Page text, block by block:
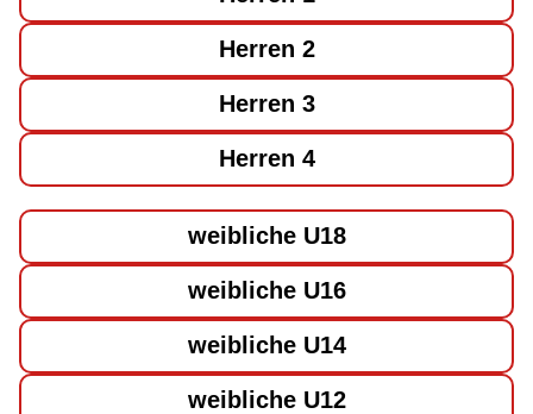
Herren 2
Herren 3
Herren 4
weibliche U18
weibliche U16
weibliche U14
weibliche U12